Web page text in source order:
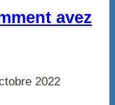
avez
2022